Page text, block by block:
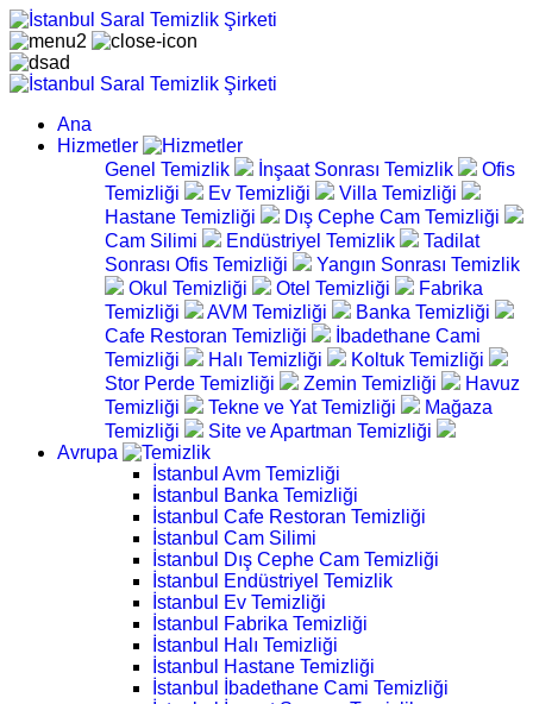
Ana
Hizmetler
Genel Temizlik
İnşaat Sonrası Temizlik
Ofis
Temizliği
Ev Temizliği
Villa Temizliği
Hastane Temizliği
Dış Cephe Cam Temizliği
Cam Silimi
Endüstriyel Temizlik
Tadilat
Sonrası Ofis Temizliği
Yangın Sonrası Temizlik
Okul Temizliği
Otel Temizliği
Fabrika
Temizliği
AVM Temizliği
Banka Temizliği
Cafe Restoran Temizliği
İbadethane Cami
Temizliği
Halı Temizliği
Koltuk Temizliği
Stor Perde Temizliği
Zemin Temizliği
Havuz
Temizliği
Tekne ve Yat Temizliği
Mağaza
Temizliği
Site ve Apartman Temizliği
Avrupa
İstanbul Avm Temizliği
İstanbul Banka Temizliği
İstanbul Cafe Restoran Temizliği
İstanbul Cam Silimi
İstanbul Dış Cephe Cam Temizliği
İstanbul Endüstriyel Temizlik
İstanbul Ev Temizliği
İstanbul Fabrika Temizliği
İstanbul Halı Temizliği
İstanbul Hastane Temizliği
İstanbul İbadethane Cami Temizliği